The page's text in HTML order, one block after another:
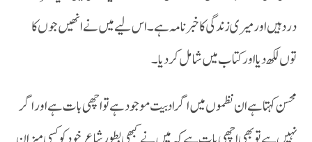
درد ہیں اور میری زندگی کا خبرنامہ ہے۔اس لیے میں نے انھیں جوں کا
توں لکھ دیا اور کتاب میں شامل کر دیا ۔
محسن کہتا ہے ان نظموں میں اگر ادبیت موجود ہے تو اچھی بات ہے اور اگر